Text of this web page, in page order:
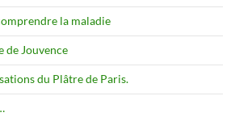
la maladie
de Jouvence
du Plâtre de Paris.